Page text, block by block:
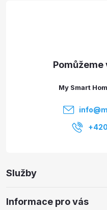
Služby
Informace pro vás
My Smart
info@